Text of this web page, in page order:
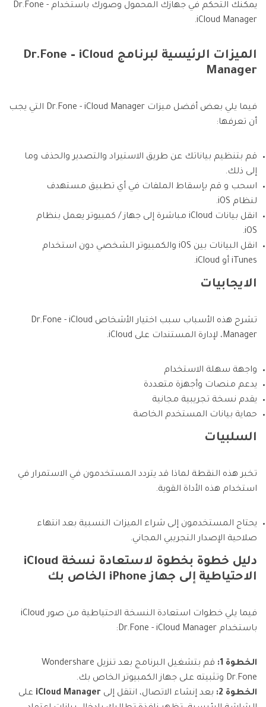
يمكنك التحكم في جهازك المحمول وصورك باستخدام Dr.Fone -
iCloud Manager.
الميزات الرئيسية لبرنامج Dr.Fone – iCloud
Manager
فيما يلي بعض أفضل ميزات Dr.Fone - iCloud Manager التي يجب
أن تعرفها:
قم بتنظيم بياناتك عن طريق الاستيراد والتصدير والحذف وما
إلى ذلك.
اسحب و قم بإسقاط الملفات في أي تطبيق مستهدف
لنظام iOS.
انقل بيانات iCloud مباشرة إلى جهاز / كمبيوتر يعمل بنظام
iOS.
انقل البيانات بين iOS والكمبيوتر الشخصي دون استخدام
iTunes أو iCloud.
الايجابيات
تشرح هذه الأسباب سبب اختيار الأشخاص Dr.Fone - iCloud
Manager، لإدارة المستندات على iCloud.
واجهة سهلة الاستخدام
يدعم منصات وأجهزة متعددة
يقدم نسخة تجريبية مجانية
حماية بيانات المستخدم الخاصة
السلبيات
تخبر هذه النقطة لماذا قد يتردد المستخدمون في الاستمرار في
استخدام هذه الأداة القوية.
يحتاج المستخدمون إلى شراء الميزات النسبية بعد انتهاء
صلاحية الإصدار التجريبي المجاني.
دليل خطوة بخطوة لاستعادة نسخة iCloud
الاحتياطية إلى جهاز iPhone الخاص بك
فيما يلي خطوات استعادة النسخة الاحتياطية من صور iCloud
باستخدام Dr.Fone - iCloud Manager:
الخطوة 1:
قم بتشغيل البرنامج بعد تنزيل Wondershare
Dr.Fone وتثبيته على جهاز الكمبيوتر الخاص بك.
الخطوة 2:
بعد إنشاء الاتصال، انتقل إلى iCloud Manager على